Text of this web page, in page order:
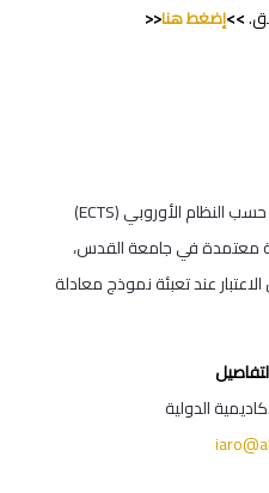
>>إضغط هنا<<
ملاحظة: الرجاء العلم أن كل 2 ساعة حسب النظام الأوروبي (ECTS)
المضيفة تعادل 1 ساعة معتمدة في جامعة القدس،
عند تعبئة نموذج معادلة
الدولية